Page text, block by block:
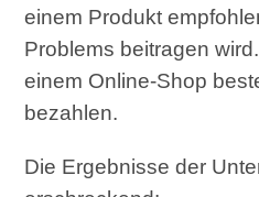
einem Produkt
Problems beitragen
einem Online-Shop
bezahlen.
Die Ergebnisse der